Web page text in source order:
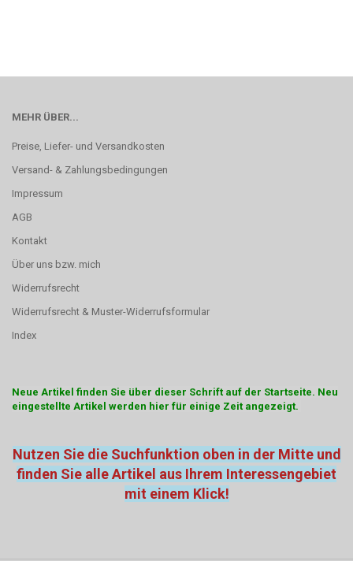
MEHR ÜBER...
Preise, Liefer- und Versandkosten
Versand- & Zahlungsbedingungen
Impressum
AGB
Kontakt
Über uns bzw. mich
Widerrufsrecht
Widerrufsrecht & Muster-Widerrufsformular
Index
Neue Artikel finden Sie über dieser Schrift auf der Startseite. Neu
eingestellte Artikel werden hier für einige Zeit angezeigt.
Nutzen Sie die Suchfunktion oben in der Mitte und
finden Sie alle Artikel aus Ihrem Interessengebiet
mit einem Klick!